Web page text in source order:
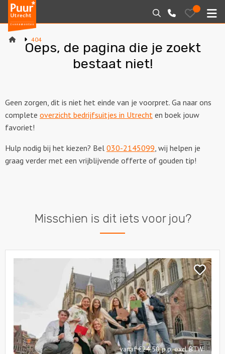
Puur*
Utrecht
bedrijfsuitjes
Zoeken
030-
2145099
Bewaarde
uitjes
Home
Sport en spel
Workshops
Feesten
404
Oeps, de pagina die je zoekt
bestaat niet!
Geen zorgen, dit is niet het einde van je voorpret. Ga naar ons
complete overzicht bedrijfsuitjes in Utrecht en boek jouw
favoriet!
Hulp nodig bij het kiezen? Bel 030-2145099, wij helpen je
graag verder met een vrijblijvende offerte of gouden tip!
Misschien is dit iets voor jou?
Bekijk
Herken
de
Mol
vanaf €24,50 p.p. excl BTW
Bekijk
Mol